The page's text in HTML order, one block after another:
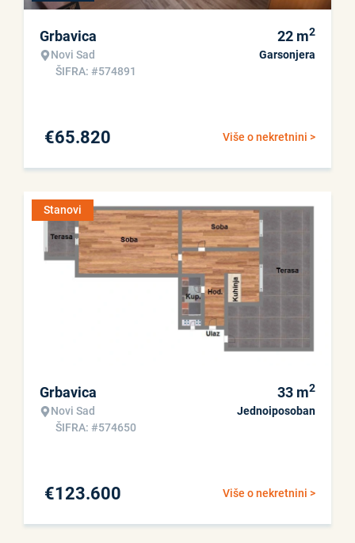
Grbavica
Novi Sad
ŠIFRA: #574891
22 m2
Garsonjera
Više o nekretnini >
€65.820
Stanovi
Grbavica
Novi Sad
ŠIFRA: #574650
33 m2
Jednoiposoban
Više o nekretnini >
€123.600